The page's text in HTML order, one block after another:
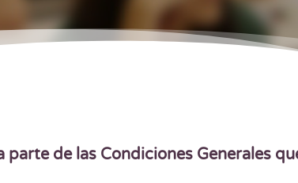
de las Condiciones Generales